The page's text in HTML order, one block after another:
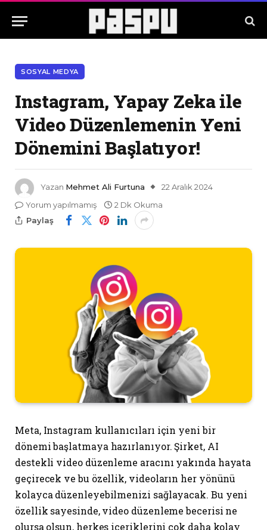
SOSYAL MEDYA
Instagram, Yapay Zeka ile
Video Düzenlemenin Yeni
Dönemini Başlatıyor!
Yazan Mehmet Ali Furtuna
22 Aralık 2024
Yorum yapılmamış
2 Dk Okuma
Paylaş
Meta, Instagram kullanıcıları için yeni bir
dönemi başlatmaya hazırlanıyor. Şirket, AI
destekli video düzenleme aracını yakında hayata
geçirecek ve bu özellik, videoların her yönünü
kolayca düzenleyebilmenizi sağlayacak. Bu yeni
özellik sayesinde, video düzenleme becerisi ne
olursa olsun, herkes içeriklerini çok daha kolay